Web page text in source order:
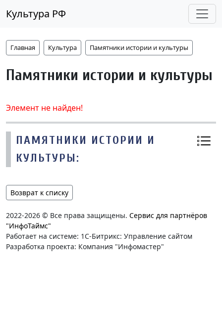
Культура РФ
Главная Культура Памятники истории и культуры
Памятники истории и культуры
Элемент не найден!
ПАМЯТНИКИ ИСТОРИИ И
КУЛЬТУРЫ:
Возврат к списку
2022-2026 © Все права защищены. Сервис для партнёров
"ИнфоТаймс"
Работает на системе: 1С-Битрикс: Управление сайтом
Разработка проекта: Компания "Инфомастер"